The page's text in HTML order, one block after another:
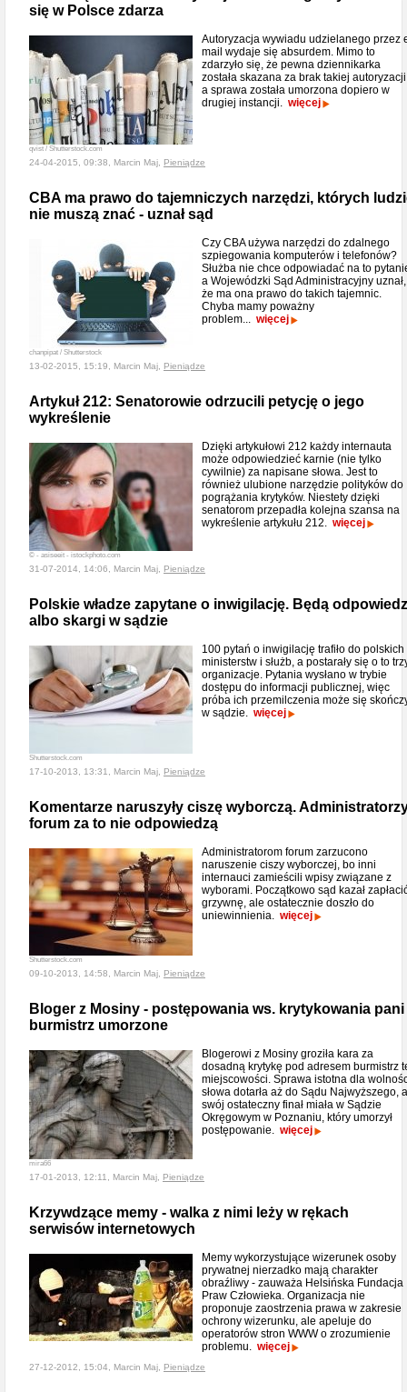
się w Polsce zdarza
qvist / Shutterstock.com
Autoryzacja wywiadu udzielanego przez
mail wydaje się absurdem. Mimo to
zdarzyło się, że pewna dziennikarka
została skazana za brak takiej
a sprawa została umorzona dopiero w
drugiej instancji. więcej
24-04-2015, 09:38, Marcin Maj, Pieniądze
CBA ma prawo do tajemniczych narzędzi, których
nie muszą znać - uznał sąd
chanpipat / Shutterstock
Czy CBA używa narzędzi do zdalnego
szpiegowania komputerów i telefonów?
Służba nie chce odpowiadać na to
a Wojewódzki Sąd Administracyjny uznał,
że ma ona prawo do takich tajemnic.
Chyba mamy poważny
problem... więcej
13-02-2015, 15:19, Marcin Maj, Pieniądze
Artykuł 212: Senatorowie odrzucili petycję o jego
wykreślenie
© - asiseeit - istockphoto.com
Dzięki artykułowi 212 każdy internauta
może odpowiedzieć karnie (nie tylko
cywilnie) za napisane słowa. Jest to
również ulubione narzędzie polityków do
pogrążania krytyków. Niestety dzięki
senatorom przepadła kolejna szansa na
wykreślenie artykułu 212. więcej
31-07-2014, 14:06, Marcin Maj, Pieniądze
Polskie władze zapytane o inwigilację. Będą
albo skargi w sądzie
Shutterstock.com
100 pytań o inwigilację trafiło do polskich
ministerstw i służb, a postarały się o to
organizacje. Pytania wysłano w trybie
dostępu do informacji publicznej, więc
próba ich przemilczenia może się
w sądzie. więcej
17-10-2013, 13:31, Marcin Maj, Pieniądze
Komentarze naruszyły ciszę wyborczą.
forum za to nie odpowiedzą
Shutterstock.com
Administratorom forum zarzucono
naruszenie ciszy wyborczej, bo inni
internauci zamieścili wpisy związane z
wyborami. Początkowo sąd kazał
grzywnę, ale ostatecznie doszło do
uniewinnienia. więcej
09-10-2013, 14:58, Marcin Maj, Pieniądze
Bloger z Mosiny - postępowania ws. krytykowania pani
burmistrz umorzone
mira66
Blogerowi z Mosiny groziła kara za
dosadną krytykę pod adresem burmistrz
miejscowości. Sprawa istotna dla
słowa dotarła aż do Sądu Najwyższego, a
swój ostateczny finał miała w Sądzie
Okręgowym w Poznaniu, który umorzył
postępowanie. więcej
17-01-2013, 12:11, Marcin Maj, Pieniądze
Krzywdzące memy - walka z nimi leży w rękach
serwisów internetowych
Memy wykorzystujące wizerunek osoby
prywatnej nierzadko mają charakter
obraźliwy - zauważa Helsińska Fundacja
Praw Człowieka. Organizacja nie
proponuje zaostrzenia prawa w zakresie
ochrony wizerunku, ale apeluje do
operatorów stron WWW o zrozumienie
problemu. więcej
27-12-2012, 15:04, Marcin Maj, Pieniądze